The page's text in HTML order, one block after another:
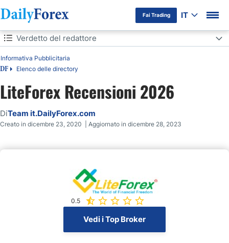
Fai Trading IT
Indice
DF Elenco delle directory
Informativa Pubblicitaria
Verdetto del redattore
Verdetto del redattore
LiteForex Recensioni 2026
DiTeam it.DailyForex.com
Creato in dicembre 23, 2020 | Aggiornato in dicembre 28, 2023
0.5
Vedi i Top Broker